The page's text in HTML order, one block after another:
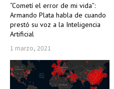
“Cometí el error de mi vida”:
Armando Plata habla de cuando
prestó su voz a la Inteligencia
Artificial
1 marzo, 2021